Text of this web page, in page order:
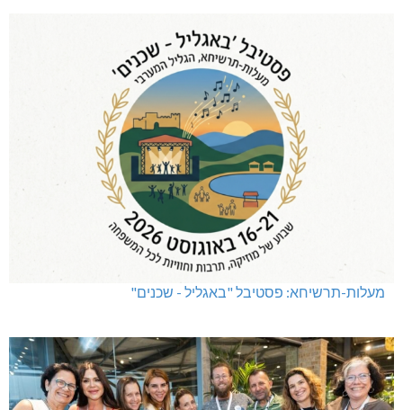
מעלות-תרשיחא: פסטיבל "באגליל - שכנים"